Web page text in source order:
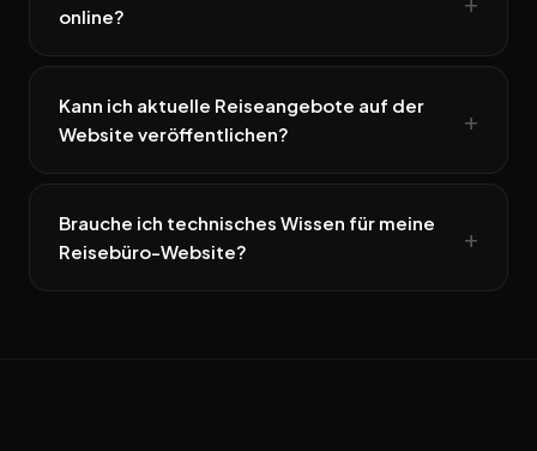
online?
Kann ich aktuelle Reiseangebote auf der
Website veröffentlichen?
Brauche ich technisches Wissen für meine
Reisebüro-Website?